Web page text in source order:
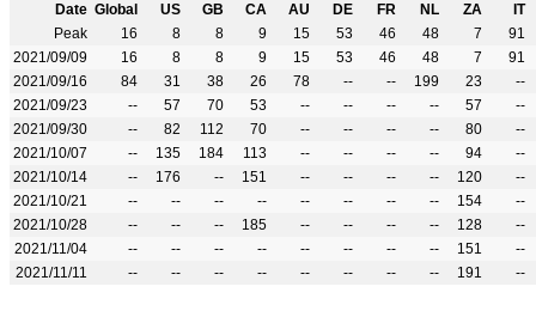
Date Global US GB CA AU DE FR NL ZA
IT
Peak
16 8 8 9 15 53 46 48 7
91
2021/09/09
16 8 8 9 15 53 46 48 7
91
2021/09/16
84 31 38 26 78 -- -- 199 23
--
2021/09/23
-- 57 70 53 -- -- -- -- 57
--
2021/09/30
-- 82 112 70 -- -- -- -- 80
--
2021/10/07
-- 135 184 113 -- -- -- -- 94
--
2021/10/14
-- 176 -- 151 -- -- -- -- 120
--
2021/10/21
-- -- -- -- -- -- -- -- 154
--
2021/10/28
-- -- -- 185 -- -- -- -- 128
--
2021/11/04
-- -- -- -- -- -- -- -- 151
--
2021/11/11
-- -- -- -- -- -- -- -- 191 --